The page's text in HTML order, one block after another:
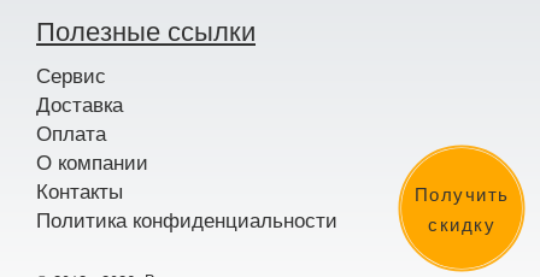
Получить
скидку
Полезные ссылки
Сервис
Доставка
Оплата
О компании
Контакты
Политика конфиденциальности